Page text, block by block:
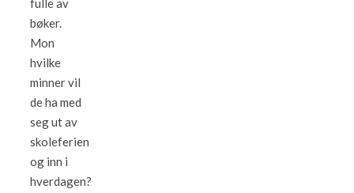
fulle av
bøker.
Mon
hvilke
minner vil
de ha med
seg ut av
skoleferien
og inn i
hverdagen?